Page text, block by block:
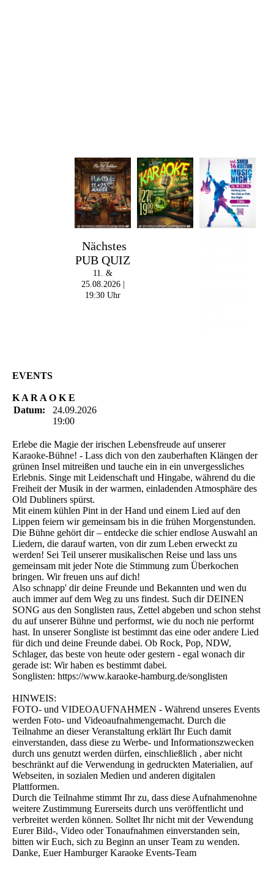
Nächstes
PUB QUIZ
11. &
25.08.2026 |
19:30 Uhr
EVENTS
K A R A O K E
Datum:
24.09.2026
19:00
Erlebe die Magie der irischen Lebensfreude auf unserer
Karaoke-Bühne! - Lass dich von den zauberhaften Klängen der
grünen Insel mitreißen und tauche ein in ein unvergessliches
Erlebnis. Singe mit Leidenschaft und Hingabe, während du die
Freiheit der Musik in der warmen, einladenden Atmosphäre des
Old Dubliners spürst.
Mit einem kühlen Pint in der Hand und einem Lied auf den
Lippen feiern wir gemeinsam bis in die frühen Morgenstunden.
Die Bühne gehört dir – entdecke die schier endlose Auswahl an
Liedern, die darauf warten, von dir zum Leben erweckt zu
werden! Sei Teil unserer musikalischen Reise und lass uns
gemeinsam mit jeder Note die Stimmung zum Überkochen
bringen. Wir freuen uns auf dich!
Also schnapp' dir deine Freunde und Bekannten und wen du
auch immer auf dem Weg zu uns findest. Such dir DEINEN
SONG aus den Songlisten raus, Zettel abgeben und schon stehst
du auf unserer Bühne und performst, wie du noch nie performt
hast. In unserer Songliste ist bestimmt das eine oder andere Lied
für dich und deine Freunde dabei. Ob Rock, Pop, NDW,
Schlager, das beste von heute oder gestern - egal wonach dir
gerade ist: Wir haben es bestimmt dabei.
Songlisten: https://www.karaoke-hamburg.de/songlisten
HINWEIS:
FOTO- und VIDEOAUFNAHMEN - Während unseres Events
werden Foto- und Videoaufnahmengemacht. Durch die
Teilnahme an dieser Veranstaltung erklärt Ihr Euch damit
einverstanden, dass diese zu Werbe- und Informationszwecken
durch uns genutzt werden dürfen, einschließlich , aber nicht
beschränkt auf die Verwendung in gedruckten Materialien, auf
Webseiten, in sozialen Medien und anderen digitalen
Plattformen.
Durch die Teilnahme stimmt Ihr zu, dass diese Aufnahmenohne
weitere Zustimmung Eurerseits durch uns veröffentlicht und
verbreitet werden können. Solltet Ihr nicht mit der Vewendung
Eurer Bild-, Video oder Tonaufnahmen einverstanden sein,
bitten wir Euch, sich zu Beginn an unser Team zu wenden.
Danke, Euer Hamburger Karaoke Events-Team